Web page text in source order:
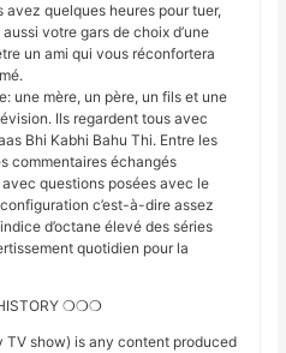
avez quelques heures pour tuer,
votre gars de choix d’une
un ami qui vous réconfortera
une mère, un père, un fils et une
Ils regardent tous avec
Bhi Kabhi Bahu Thi. Entre les
commentaires échangés
questions posées avec le
c’est-à-dire assez
d’octane élevé des séries
quotidien pour la
❍❍❍
show) is any content produced